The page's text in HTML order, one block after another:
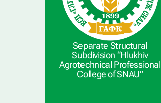
Separate Structural
Subdivision “Hlukhiv
Agrotechnical Professional
College of SNAU”